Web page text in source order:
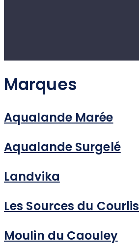
Marques
Aqualande Marée
Aqualande Surgelé
Landvika
Les Sources du Courlis
Moulin du Caouley